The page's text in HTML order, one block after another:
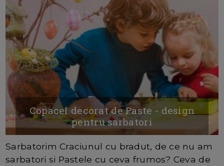
Copacel decorat de Paste - design
pentru sarbatori
Sarbatorim Craciunul cu bradut, de ce nu am
sarbatori si Pastele cu ceva frumos? Ceva de